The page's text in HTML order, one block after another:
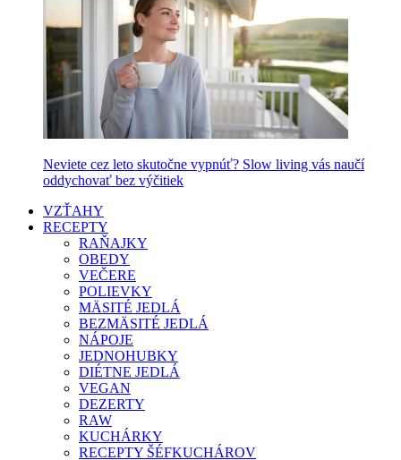
Neviete cez leto skutočne vypnúť? Slow living vás naučí
oddychovať bez výčitiek
VZŤAHY
RECEPTY
RAŇAJKY
OBEDY
VEČERE
POLIEVKY
MÄSITÉ JEDLÁ
BEZMÄSITÉ JEDLÁ
NÁPOJE
JEDNOHUBKY
DIÉTNE JEDLÁ
VEGAN
DEZERTY
RAW
KUCHÁRKY
RECEPTY ŠÉFKUCHÁROV